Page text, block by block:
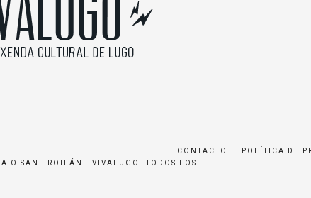
CONTACTO POLÍTICA DE
O SAN FROILÁN - VIVALUGO. TODOS LOS